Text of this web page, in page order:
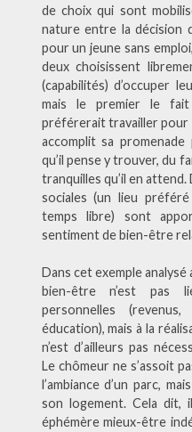
de choix qui sont
nature entre la décision
pour un jeune sans
deux choisissent
(capabilités) d’occuper
mais le premier le
préférerait travailler pour
accomplit sa
qu’il pense y trouver, du
tranquilles qu’il en attend.
sociales (un lieu
temps libre) sont
sentiment de bien-être
Dans cet exemple
bien-être n’est pas
personnelles
éducation), mais à la
n’est d’ailleurs pas
Le chômeur ne s’assoit
l’ambiance d’un parc,
son logement. Cela dit,
éphémère mieux-être